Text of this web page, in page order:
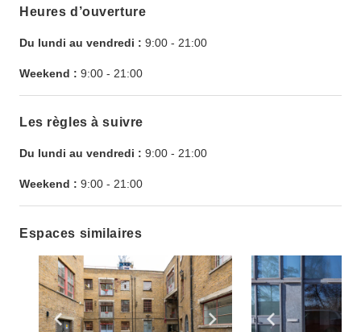
Heures d’ouverture
Du lundi au vendredi : 9:00 - 21:00
Weekend : 9:00 - 21:00
Les règles à suivre
Du lundi au vendredi : 9:00 - 21:00
Weekend : 9:00 - 21:00
Espaces similaires
Show previous slide Show next slide
Show